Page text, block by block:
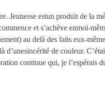
Jeunesse estun produit de la
et s’achève enmoi-
au delà des faits eux-
d’unesincérité de couleur.
continue qui, je l’espérais